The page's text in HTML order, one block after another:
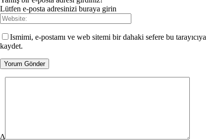
Lütfen e-posta adresinizi buraya girin
Ismimi, e-postamı ve web sitemi bir dahaki sefere bu tarayıcıya
kaydet.
Δ